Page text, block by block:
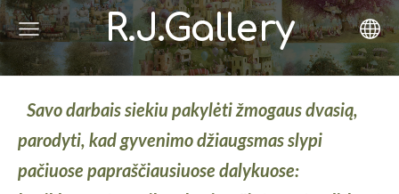
R.J.Gallery
Savo darbais siekiu pakylėti žmogaus dvasią,
parodyti, kad gyvenimo džiaugsmas slypi
pačiuose papraščiausiuose dalykuose: